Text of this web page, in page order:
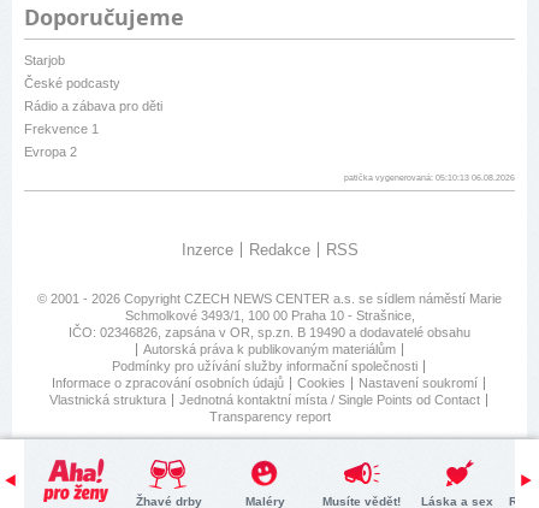
Žhavé drby Maléry Musíte vědět! Láska a sex
Doporučujeme
Starjob
České podcasty
Rádio a zábava pro děti
Frekvence 1
Evropa 2
patička vygenerovaná: 05:10:13 06.08.2026
Inzerce Redakce RSS
© 2001 - 2026 Copyright CZECH NEWS CENTER a.s. se sídlem náměstí Marie
Schmolkové 3493/1, 100 00 Praha 10 - Strašnice,
IČO: 02346826, zapsána v OR, sp.zn. B 19490 a dodavatelé obsahu
Autorská práva k publikovaným materiálům
Podmínky pro užívání služby informační společnosti
Informace o zpracování osobních údajů
Cookies
Nastavení soukromí
Vlastnická struktura
Jednotná kontaktní místa / Single Points od Contact
Transparency report